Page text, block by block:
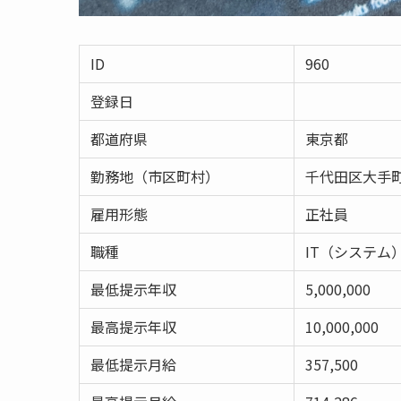
ID
960
登録日
都道府県
東京都
勤務地（市区町村）
千代田区大手
雇用形態
正社員
職種
IT（システム
最低提示年収
5,000,000
最高提示年収
10,000,000
最低提示月給
357,500